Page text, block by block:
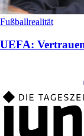
Fußballrealität
UEFA: